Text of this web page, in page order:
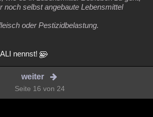
noch selbst angebaute Lebensmittel
oder Pestizidbelastung.
nennst!
weiter
Seite 16 von 24